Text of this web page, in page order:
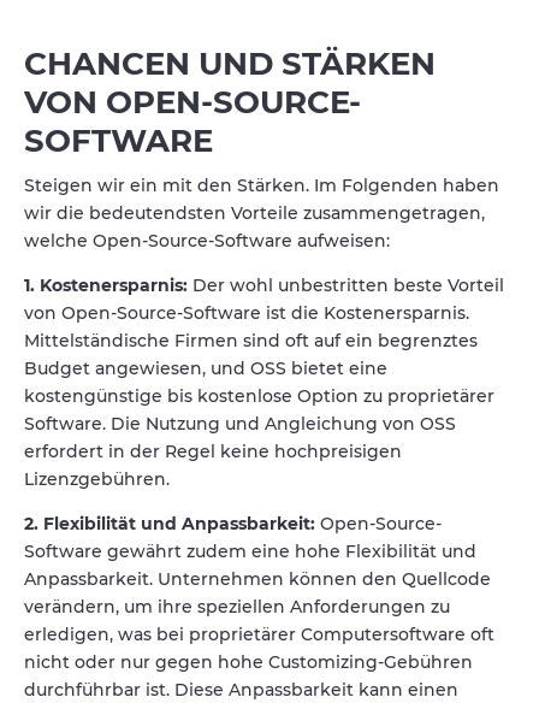
CHANCEN UND STÄRKEN
VON OPEN-SOURCE-
SOFTWARE
Steigen wir ein mit den Stärken. Im Folgenden haben
wir die bedeutendsten Vorteile zusammengetragen,
welche Open-Source-Software aufweisen:
1. Kostenersparnis: Der wohl unbestritten beste Vorteil
von Open-Source-Software ist die Kostenersparnis.
Mittelständische Firmen sind oft auf ein begrenztes
Budget angewiesen, und OSS bietet eine
kostengünstige bis kostenlose Option zu proprietärer
Software. Die Nutzung und Angleichung von OSS
erfordert in der Regel keine hochpreisigen
Lizenzgebühren.
2. Flexibilität und Anpassbarkeit: Open-Source-
Software gewährt zudem eine hohe Flexibilität und
Anpassbarkeit. Unternehmen können den Quellcode
verändern, um ihre speziellen Anforderungen zu
erledigen, was bei proprietärer Computersoftware oft
nicht oder nur gegen hohe Customizing-Gebühren
durchführbar ist. Diese Anpassbarkeit kann einen